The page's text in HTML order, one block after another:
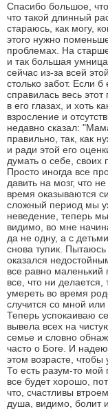
Спасибо большое,
что такой длинный
стараюсь, как могу,
этого нужно
проблемах. На
и так большая
сейчас из-за всей
столько забот. Если
справилась весь
в его глазах, и хоть
взросление и
недавно сказал:
правильно, так, как
и ради этой его
думать о себе,
Просто иногда все
давить на мозг, что
время оказываются
сложный период мы
неведение, теперь
видимо, во мне
да не одну, а с
снова тупик.
оказался
все равно маленький
все, что ни
умереть во время
случится со мной или
Теперь успокаиваю
вывела всех на
семье и словно
часто о Боге. И
этом возрасте,
То есть разум-то мой
все будет хорошо,
что, счастливы
душа, видимо, болит